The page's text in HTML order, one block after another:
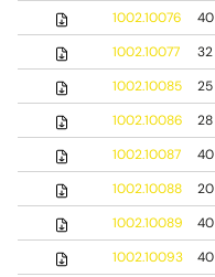
1002.10076
40
1002.10077
32
1002.10085
25
1002.10086
28
1002.10087
40
1002.10088
20
1002.10089
40
1002.10093
40